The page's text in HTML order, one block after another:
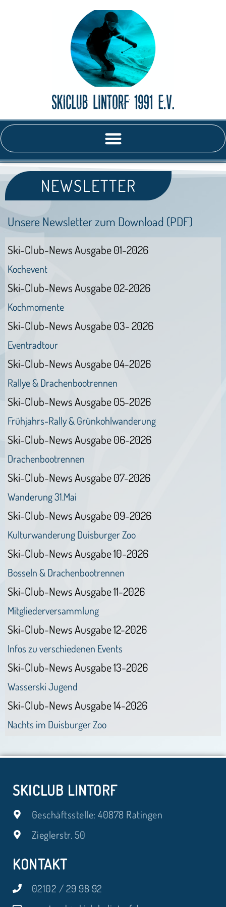
NEWSLETTER
Unsere Newsletter zum Download (PDF)
Ski-Club-News Ausgabe 01-2026
Kochevent
Ski-Club-News Ausgabe 02-2026
Kochmomente
Ski-Club-News Ausgabe 03- 2026
Eventradtour
Ski-Club-News Ausgabe 04-2026
Rallye & Drachenbootrennen
Ski-Club-News Ausgabe 05-2026
Frühjahrs-Rally & Grünkohlwanderung
Ski-Club-News Ausgabe 06-2026
Drachenbootrennen
Ski-Club-News Ausgabe 07-2026
Wanderung 31.Mai
Ski-Club-News Ausgabe 09-2026
Kulturwanderung Duisburger Zoo
Ski-Club-News Ausgabe 10-2026
Bosseln & Drachenbootrennen
Ski-Club-News Ausgabe 11-2026
Mitgliederversammlung
Ski-Club-News Ausgabe 12-2026
Infos zu verschiedenen Events
Ski-Club-News Ausgabe 13-2026
Wasserski Jugend
Ski-Club-News Ausgabe 14-2026
Nachts im Duisburger Zoo
SKICLUB LINTORF
Geschäftsstelle: 40878 Ratingen
Zieglerstr. 50
KONTAKT
02102 / 29 98 92